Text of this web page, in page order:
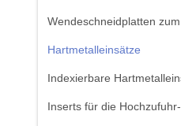
Wendeschneidplatten
Hartmetalleinsätze
Indexierbare
Inserts für die